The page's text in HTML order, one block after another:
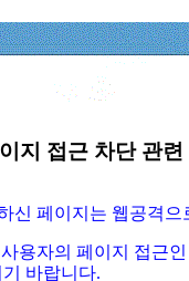
지 접근 차단 관
신 페이지는 웹공격
용자의 페이지 접근
기 바랍니다.